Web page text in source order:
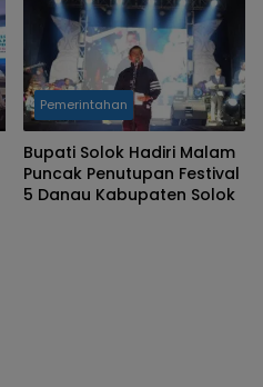
Pemerintahan
Bupati Solok Hadiri Malam
Puncak Penutupan Festival
5 Danau Kabupaten Solok